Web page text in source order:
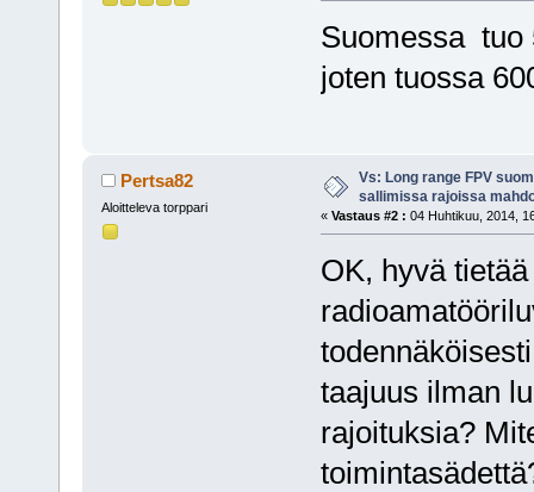
Suomessa tuo
joten tuossa
Pertsa82
Aloitteleva torppari
Vs: Long range FPV
sallimissa rajoissa
« Vastaus #2 : 04 Huhtikuu, 2014,
OK, hyvä
taajuus ilman
rajoituksia?